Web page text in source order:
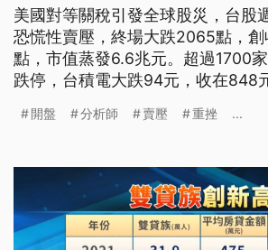
美國對等關稅引發全球股災，台股
恐慌性賣壓，終場大跌2065點，
點，市值蒸發6.6兆元。超過1700
跌停，台積電大跌94元，收在848
33.055元，升值3.3分。日股也出
股史上第3大跌幅。證交所董事長
以待，每天觀察全球股市影響。
開盤 分析師 賣壓 重挫 ...